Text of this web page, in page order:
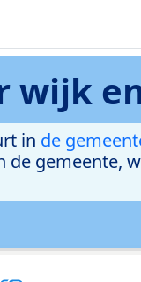
wijk
in de
de